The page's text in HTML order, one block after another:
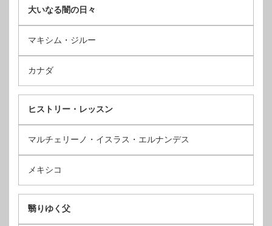
大いなる闇の日々
マキシム・ジルー
カナダ
ヒストリー・レッスン
マルチェリーノ・イスラス・エルナンデス
メキシコ
翳りゆく父